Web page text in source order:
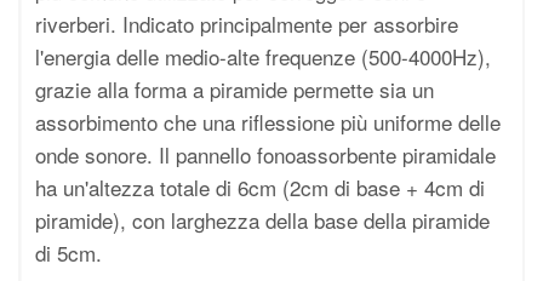
riverberi. Indicato principalmente per assorbire
l'energia delle medio-alte frequenze (500-4000Hz),
grazie alla forma a piramide permette sia un
assorbimento che una riflessione più uniforme delle
onde sonore. Il pannello fonoassorbente piramidale
ha un'altezza totale di 6cm (2cm di base + 4cm di
piramide), con larghezza della base della piramide
di 5cm.